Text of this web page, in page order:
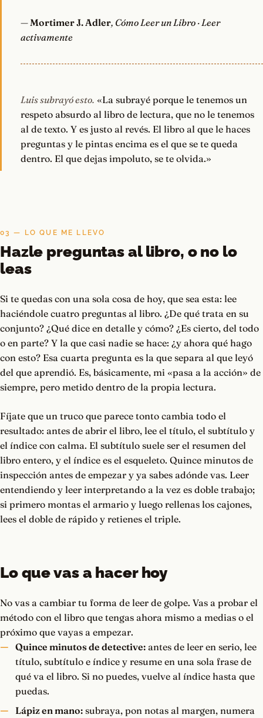
—Mortimer J. Adler, Cómo Leer un Libro · Leer
activamente
Luis subrayó esto. «La subrayé porque le tenemos un
respeto absurdo al libro de lectura, que no le tenemos
al de texto. Y es justo al revés. El libro al que le haces
preguntas y le pintas encima es el que se te queda
dentro. El que dejas impoluto, se te olvida.»
03 — LO QUE ME LLEVO
Hazle preguntas al libro, o no lo
leas
Si te quedas con una sola cosa de hoy, que sea esta: lee
haciéndole cuatro preguntas al libro. ¿De qué trata en su
conjunto? ¿Qué dice en detalle y cómo? ¿Es cierto, del todo
o en parte? Y la que casi nadie se hace: ¿y ahora qué hago
con esto? Esa cuarta pregunta es la que separa al que leyó
del que aprendió. Es, básicamente, mi «pasa a la acción» de
siempre, pero metido dentro de la propia lectura.
Fíjate que un truco que parece tonto cambia todo el
resultado: antes de abrir el libro, lee el título, el subtítulo y
el índice con calma. El subtítulo suele ser el resumen del
libro entero, y el índice es el esqueleto. Quince minutos de
inspección antes de empezar y ya sabes adónde vas. Leer
entendiendo y leer interpretando a la vez es doble trabajo;
si primero montas el armario y luego rellenas los cajones,
lees el doble de rápido y retienes el triple.
Lo que vas a hacer hoy
No vas a cambiar tu forma de leer de golpe. Vas a probar el
método con el libro que tengas ahora mismo a medias o el
próximo que vayas a empezar.
Quince minutos de detective:antes de leer en serio, lee
título, subtítulo e índice y resume en una sola frase de
qué va el libro. Si no puedes, vuelve al índice hasta que
puedas.
Lápiz en mano:subraya, pon notas al margen, numera